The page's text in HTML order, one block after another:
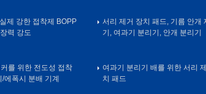
제 강한 접착제 BOPP
력 강도
를 위한 전도성 접착
에폭시 분배 기계
서리 제거 장치 패드, 기름 안개
기, 여과기 분리기, 안개 분리기
여과기 분리기 배를 위한 서리
치 패드